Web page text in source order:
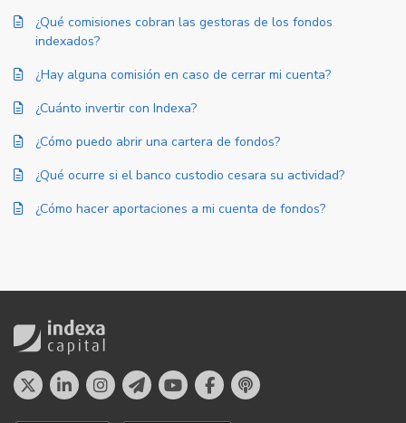
¿Qué comisiones cobran las gestoras de los fondos
indexados?
¿Hay alguna comisión en caso de cerrar mi cuenta?
¿Cuánto invertir con Indexa?
¿Cómo puedo abrir una cartera de fondos?
¿Qué ocurre si el banco custodio cesara su actividad?
¿Cómo hacer aportaciones a mi cuenta de fondos?